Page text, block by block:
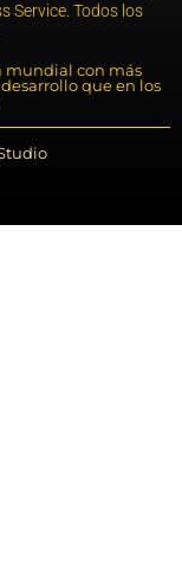
Service. Todos los
mundial con más
que en los